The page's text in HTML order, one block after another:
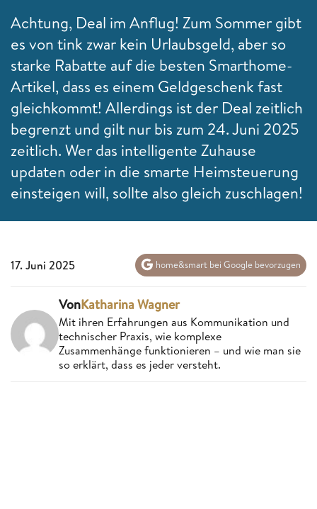
Achtung, Deal im Anflug! Zum Sommer gibt
es von tink zwar kein Urlaubsgeld, aber so
starke Rabatte auf die besten Smarthome-
Artikel, dass es einem Geldgeschenk fast
gleichkommt! Allerdings ist der Deal zeitlich
begrenzt und gilt nur bis zum 24. Juni 2025
zeitlich. Wer das intelligente Zuhause
updaten oder in die smarte Heimsteuerung
einsteigen will, sollte also gleich zuschlagen!
17. Juni 2025 home&smart bei Google bevorzugen
VonKatharina Wagner
Mit ihren Erfahrungen aus Kommunikation und
technischer Praxis, wie komplexe
Zusammenhänge funktionieren – und wie man sie
so erklärt, dass es jeder versteht.